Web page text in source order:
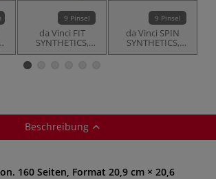
9 Pinsel
da Vinci FIT
SYNTHETICS,
Serie 374,
Schulpinsel flach
9 Pinsel
da Vinci SPIN
SYNTHETICS,
Serie 488,
Beschreibung
160 Seiten, Format 20,9 cm × 20,6